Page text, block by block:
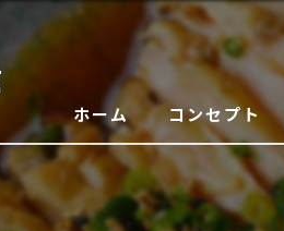
ホーム コンセプト